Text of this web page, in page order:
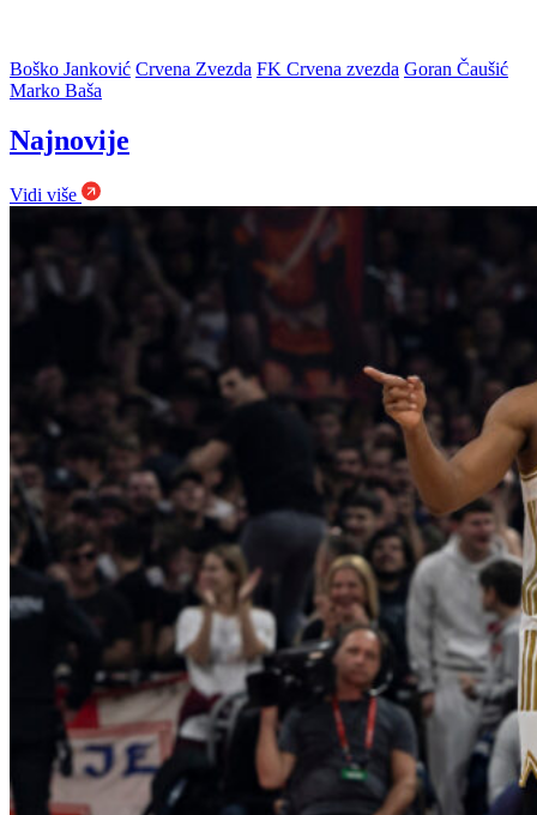
Boško Janković Crvena Zvezda FK Crvena zvezda Goran Čaušić
Marko Baša
Najnovije
Vidi više